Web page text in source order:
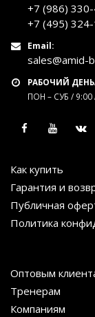
+7 (986)
+7 (495)
Email:
sales@amid-
РАБОЧИЙ
ПОН – СУБ / 9:00
Как купить
Гарантия и
Публичная
Политика
Оптовым
Тренерам
Компаниям